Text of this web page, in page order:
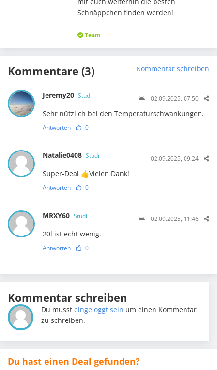
Schnäppchen finden werden!
Team
Kommentare (3) Kommentar schreiben
Jeremy20 Studi 02.09.2025, 07:50
Sehr nützlich bei den Temperaturschwankungen.
Antworten 0
Natalie0408 Studi 02.09.2025, 09:24
Super-Deal 👍Vielen Dank!
Antworten 0
MRXY60 Studi 02.09.2025, 11:46
20l ist echt wenig.
Antworten 0
Kommentar schreiben
Du mussteingeloggt sein um einen Kommentar
zu schreiben.
Du hast einen Deal gefunden?